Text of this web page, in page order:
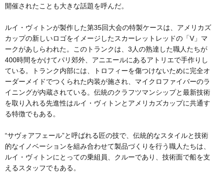
開催されたことも大きな話題を呼んだ。
ルイ・ヴィトンが製作した第35回大会の特製ケースは、アメリカズ
カップの新しいロゴをイメージしたスカーレットレッドの「V」マ
ークがあしらわれた。このトランクは、3人の熟達した職人たちが
400時間をかけてパリ郊外、アニエールにあるアトリエで手作りし
ている。トランク内部には、トロフィーを傷つけないために完全オ
ーダーメイドでつくられた内装が施され、マイクロファイバーのラ
イニングが内蔵されている。伝統のクラフツマンシップと最新技術
を取り入れる先進性はルイ・ヴィトンとアメリカズカップに共通す
る特徴でもある。
“サヴォアフェール”と呼ばれる匠の技で、伝統的なスタイルと技術
的なイノベーションを組み合わせて製品づくりを行う職人たちは、
ルイ・ヴィトンにとっての乗組員、クルーであり、技術面で船を支
えるスタッフでもある。